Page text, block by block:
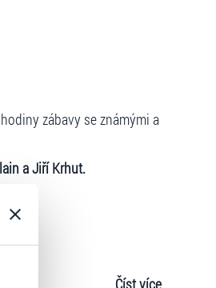
zábavy se známými a
a Jiří Krhut.
Číst více